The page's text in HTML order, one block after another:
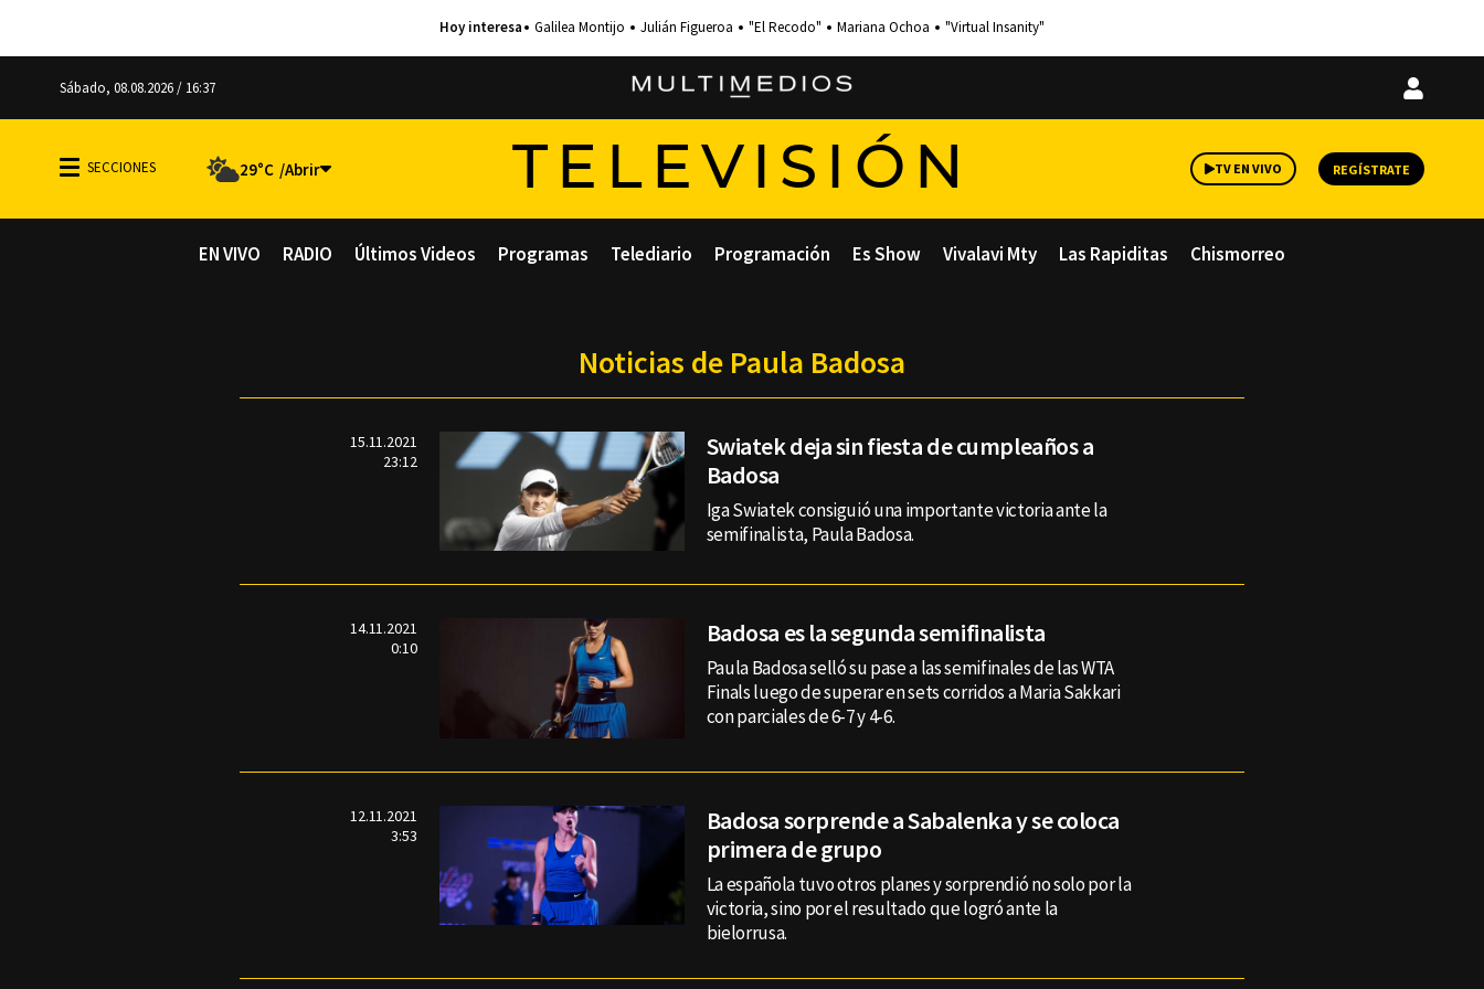
Galilea Montijo Julián Figueroa "El Recodo" Mariana Ochoa "Virtual Insanity"
Sábado, 08.08.2026 / 16:37
Iniciar
29°C TELEVISIÓN TV EN VIVO REGÍSTRATE
EN VIVO RADIO Últimos Videos Programas Telediario Programación Es Show Vivalavi Mty Las Rapiditas Chismorreo
Noticias de Paula Badosa
15.11.2021
23:12
Swiatek deja sin fiesta de cumpleaños a
Badosa
Iga Swiatek consiguió una importante victoria ante la
semifinalista, Paula Badosa.
14.11.2021
0:10
Badosa es la segunda semifinalista
Paula Badosa selló su pase a las semifinales de las WTA
Finals luego de superar en sets corridos a Maria Sakkari
con parciales de 6-7 y 4-6.
12.11.2021
3:53
Badosa sorprende a Sabalenka y se coloca
primera de grupo
La española tuvo otros planes y sorprendió no solo por la
victoria, sino por el resultado que logró ante la
bielorrusa.